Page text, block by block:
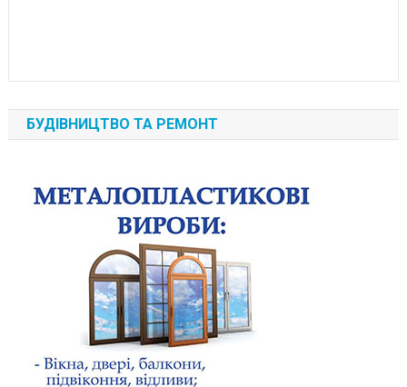
БУДІВНИЦТВО ТА РЕМОНТ